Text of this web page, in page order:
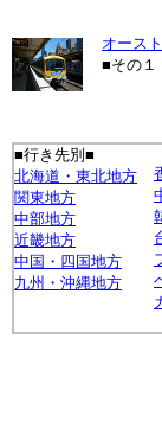
オース
■その
■行き先別■
北海道・東北地方
関東地方
中部地方
近畿地方
中国・四国地方
九州・沖縄地方